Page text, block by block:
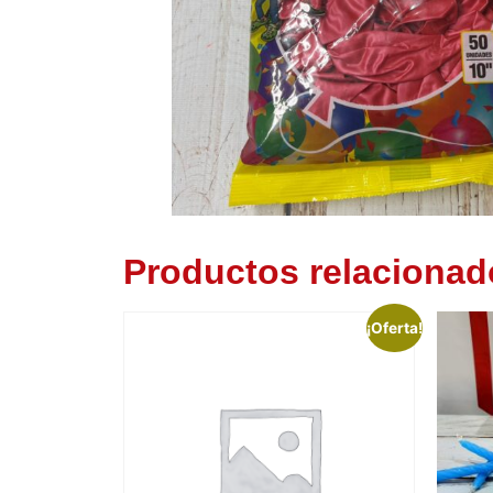
Productos
¡Oferta!